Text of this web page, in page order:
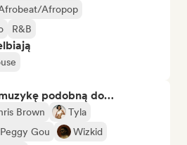
Afropop
R&B
podobną do…
Brown
Tyla
Peggy Gou
Wizkid